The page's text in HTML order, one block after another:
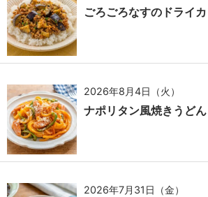
ごろごろなすのドライ
2026年8月4日（火）
ナポリタン風焼きうどん
2026年7月31日（金）